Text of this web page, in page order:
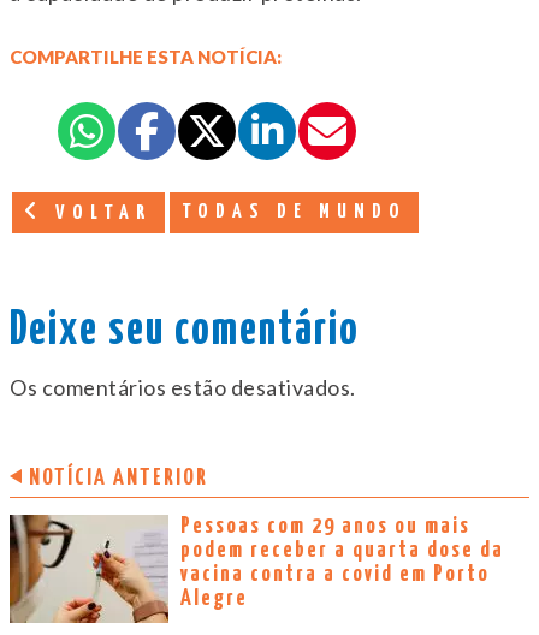
COMPARTILHE ESTA NOTÍCIA:
VOLTAR TODAS DE MUNDO
Deixe seu comentário
Os comentários estão desativados.
NOTÍCIA ANTERIOR
Pessoas com 29 anos ou mais
podem receber a quarta dose da
vacina contra a covid em Porto
Alegre